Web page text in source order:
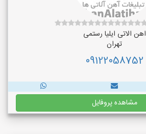
اهن الاتی ایلیا رستمی
تهران
09122058752
مشاهده پروفایل